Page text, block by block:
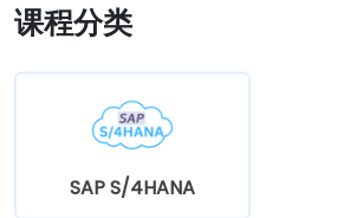
课程分类
SAP S/4HANA